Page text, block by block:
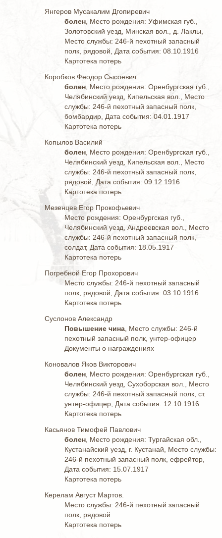
Янгеров Мусакалим Дгопиревич
болен , Место рождения: Уфимская губ.,
Золотовский уезд, Минская вол., д. Лаклы,
Место службы: 246-й пехотный запасный
полк, рядовой, Дата события: 08.10.1916
Картотека потерь
Коробков Феодор Сысоевич
болен , Место рождения: Оренбургская губ.,
Челябинский уезд, Кипельская вол., Место
службы: 246-й пехотный запасный полк,
бомбардир, Дата события: 04.01.1917
Картотека потерь
Копылов Василий
болен , Место рождения: Оренбургская губ.,
Челябинский уезд, Кипельская вол., Место
службы: 246-й пехотный запасный полк,
рядовой, Дата события: 09.12.1916
Картотека потерь
Мезенцев Егор Прокофьевич
Место рождения: Оренбургская губ.,
Челябинский уезд, Андреевская вол., Место
службы: 246-й пехотный запасный полк,
солдат, Дата события: 18.05.1917
Картотека потерь
Погребной Егор Прохорович
Место службы: 246-й пехотный запасный
полк, рядовой, Дата события: 03.10.1916
Картотека потерь
Суслонов Александр
Повышение чина , Место службы: 246-й
пехотный запасный полк, унтер-офицер
Документы о награждениях
Коновалов Яков Викторович
болен , Место рождения: Оренбургская губ.,
Челябинский уезд, Сухоборская вол., Место
службы: 246-й пехотный запасный полк, ст.
унтер-офицер, Дата события: 12.10.1916
Картотека потерь
Касьянов Тимофей Павлович
болен , Место рождения: Тургайская обл.,
Кустанайский уезд, г. Кустанай, Место службы:
246-й пехотный запасный полк, ефрейтор,
Дата события: 15.07.1917
Картотека потерь
Керелам Август Мартов.
Место службы: 246-й пехотный запасный
полк, рядовой
Картотека потерь